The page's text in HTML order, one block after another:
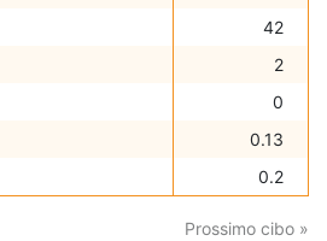
42
2
0
0.13
0.2
Prossimo cibo »